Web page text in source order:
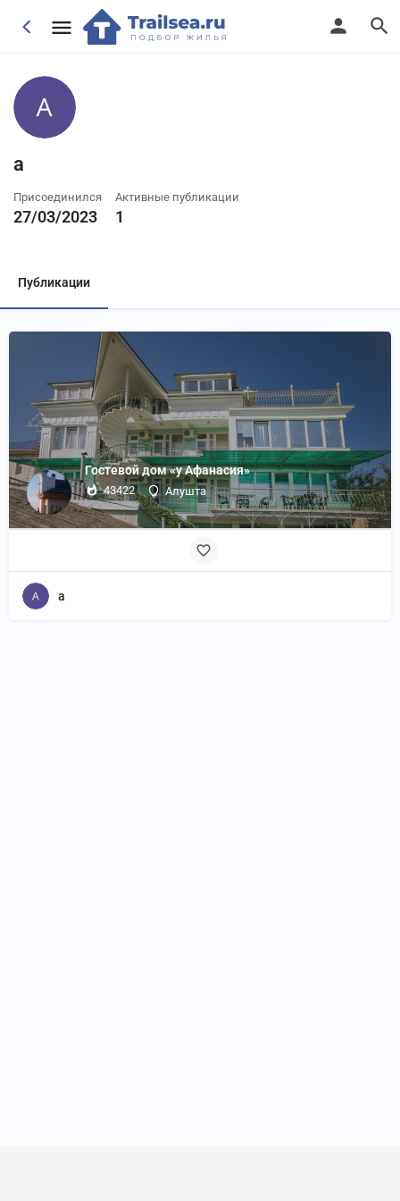
a
Присоединился
27/03/2023
Активные публикации
1
Публикации
Гостевой дом «у Афанасия»
43422 Алушта
a